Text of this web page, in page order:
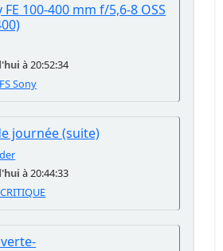
FE 100-400 mm f/5,6-8 OSS
à 20:52:34
Sony
journée (suite)
à 20:44:33